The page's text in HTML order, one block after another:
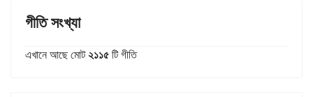
গীতি সংখ্যা
এখানে আছে মোট২১১৫ টি গীতি